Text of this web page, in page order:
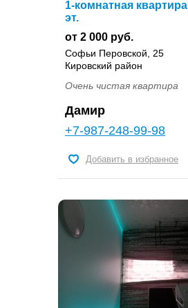
1-комнатная
эт.
от 2 000 руб.
Софьи Перовской, 25
Кировский район
Очень чистая квартира
Дамир
+7-987-248-99-98
Добавить в избранное